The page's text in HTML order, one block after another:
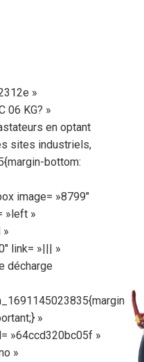
»
06 KG? »
en optant
sites industriels,
bottom:
image= »8799″
»left »
link= »||| »
décharge
»
»64ccd320bc05f »
»